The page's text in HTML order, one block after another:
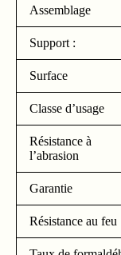
Assemblage
Support :
Surface
Classe d’usage
Résistance à
l’abrasion
Garantie
Résistance au feu